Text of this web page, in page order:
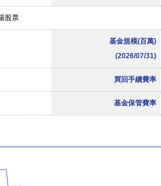
股票
基金規模(百萬)
(2026/07/31)
買回手續費率
基金保管費率